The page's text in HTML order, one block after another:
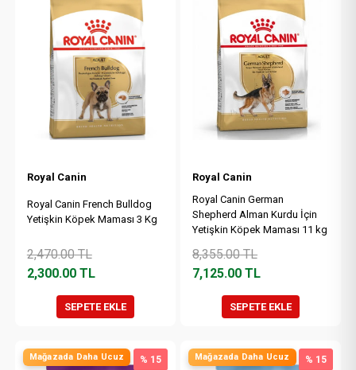
Royal Canin
Royal Canin French Bulldog
Yetişkin Köpek Maması 3 Kg
2,470.00TL
2,300.00TL
SEPETE EKLE
Royal Canin
Royal Canin German
Shepherd Alman Kurdu İçin
Yetişkin Köpek Maması 11 kg
8,355.00TL
7,125.00 TL
SEPETE EKLE
Mağazada Daha Ucuz % 15 Mağazada Daha Ucuz % 15